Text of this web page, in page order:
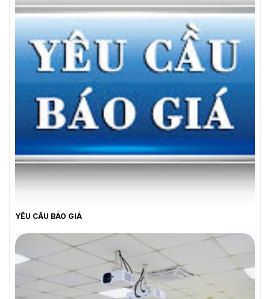
YÊU CẦU BÁO GIÁ